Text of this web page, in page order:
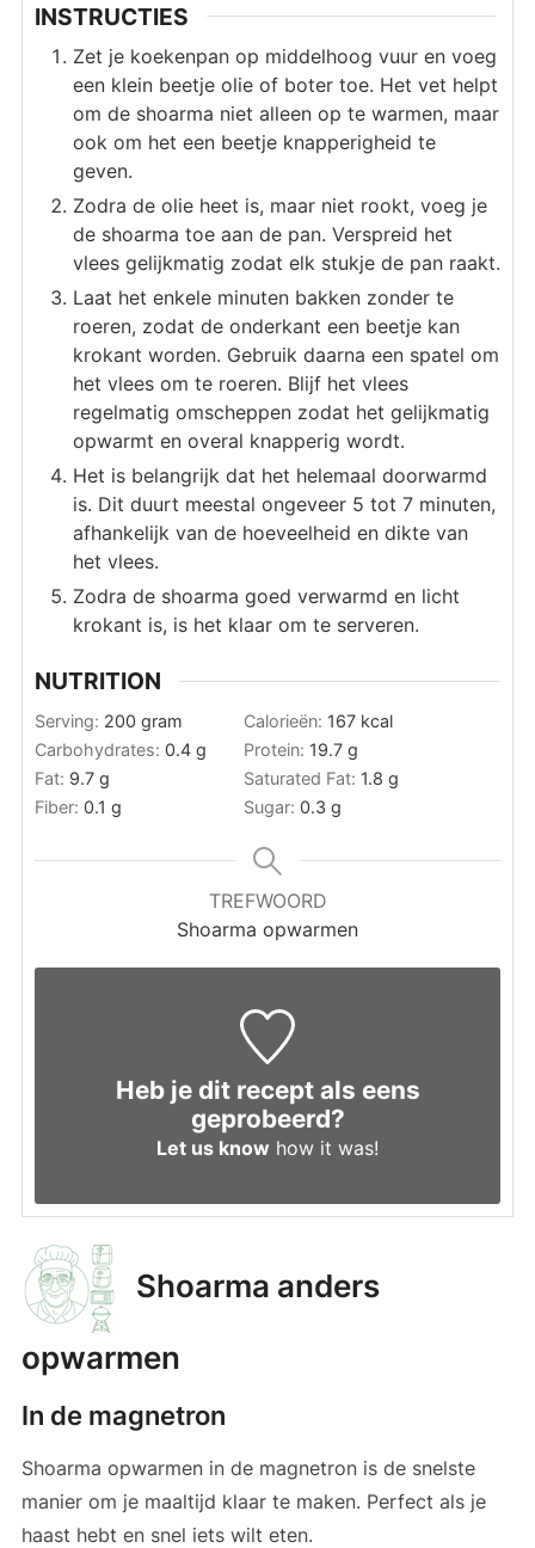
INSTRUCTIES
Zet je koekenpan op middelhoog vuur en voeg
een klein beetje olie of boter toe. Het vet helpt
om de shoarma niet alleen op te warmen, maar
ook om het een beetje knapperigheid te
geven.
Zodra de olie heet is, maar niet rookt, voeg je
de shoarma toe aan de pan. Verspreid het
vlees gelijkmatig zodat elk stukje de pan raakt.
Laat het enkele minuten bakken zonder te
roeren, zodat de onderkant een beetje kan
krokant worden. Gebruik daarna een spatel om
het vlees om te roeren. Blijf het vlees
regelmatig omscheppen zodat het gelijkmatig
opwarmt en overal knapperig wordt.
Het is belangrijk dat het helemaal doorwarmd
is. Dit duurt meestal ongeveer 5 tot 7 minuten,
afhankelijk van de hoeveelheid en dikte van
het vlees.
Zodra de shoarma goed verwarmd en licht
krokant is, is het klaar om te serveren.
NUTRITION
Serving: 200 gram Calorieën: 167 kcal
Carbohydrates: 0.4 g Protein: 19.7 g
Fat: 9.7 g Saturated Fat: 1.8 g
Fiber: 0.1 g Sugar: 0.3 g
TREFWOORD
Shoarma opwarmen
Heb je dit recept als eens
geprobeerd?
Let us know how it was!
Shoarma anders
opwarmen
In de magnetron
Shoarma opwarmen in de magnetron is de snelste
manier om je maaltijd klaar te maken. Perfect als je
haast hebt en snel iets wilt eten.